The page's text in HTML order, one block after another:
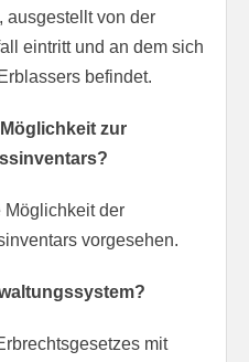
ausgestellt von der
eintritt und an dem sich
befindet.
zur
Möglichkeit der
vorgesehen.
mit